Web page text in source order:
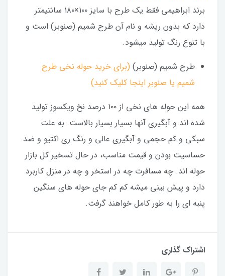
برند ابراهیمی فقط یک طرح با سایز ۱۰۰×۱۸۰ سانتیمتر
دارد که بدون ریشه و نام آن طرح شمیم (صنوبر) است و
با تنوع رنگ تولید میشود.
طرح شمیم (صنوبر) (برای خرید حوله نخی طرح
شمیم یا صنوبر اینجا کلیک کنید)
همه این حوله های نخی از ۱۰۰ درصد نخ ویکسوز تولید
شده اند و آبگیری آنها بسیار بسیار بالاست. به علت
سبکی و کم حجمی و آبگیری عالی و رنگ ری اکتیو و ضد
حساسیت بودن و قیمت مناسب، در حال تسخیر کل بازار
حوله اند. چه مسافرت چه در استخر و چه در منزل کاربرد
دارد و پیش بینی میشه کم کم جای حوله های سنگین
پنبه ای را به طور کامل خواهند گرفت.
اشتراک گذاری